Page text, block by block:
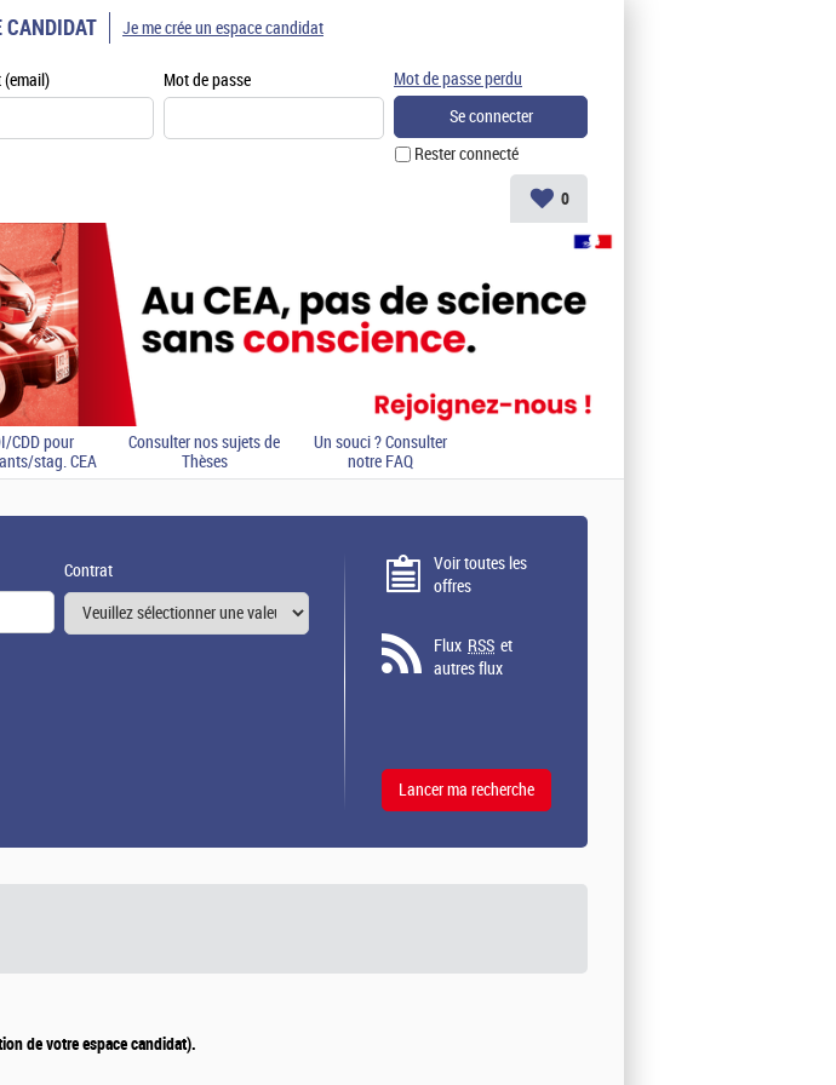
CANDIDAT
Mot de passe
Rester connecté
Mot de passe perdu
Je me crée un espace candidat
0
CDD pour
stag. CEA
Consulter nos sujets de
Thèses
Un souci ? Consulter
notre FAQ
Contrat
Voir toutes les
offres
Flux RSS et
autres flux
de votre espace candidat).